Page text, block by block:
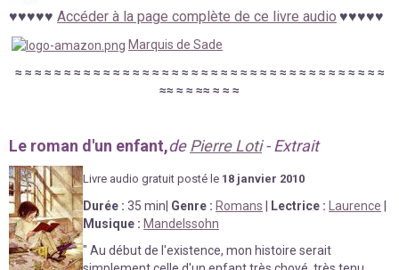
♥♥♥♥♥ Accéder à la page complète de ce livre audio ♥♥♥♥♥
Marquis de Sade
≈ ≈ ≈ ≈ ≈ ≈ ≈ ≈ ≈ ≈ ≈ ≈ ≈ ≈ ≈ ≈ ≈ ≈ ≈ ≈ ≈ ≈ ≈ ≈ ≈ ≈ ≈ ≈ ≈ ≈ ≈ ≈ ≈ ≈ ≈ ≈ ≈ ≈
≈≈ ≈ ≈ ≈≈ ≈ ≈ ≈
Le roman d'un enfant,dePierre Loti- Extrait
Livre audio gratuit posté le 18 janvier 2010
Durée : 35 min Genre : Romans Lectrice : Laurence
Musique : Mandelssohn
" Au début de l'existence, mon histoire serait